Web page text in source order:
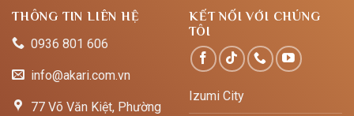
THÔNG TIN LIÊN HỆ
0936 801 606
info@akari.com.vn
77 Võ Văn Kiệt, Phường
KẾT NỐI VỚI CHÚNG
TÔI
Izumi City